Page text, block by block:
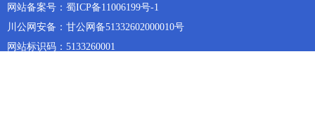
网站备案号：蜀ICP备11006199号-1
川公网安备：甘公网备51332602000010号
网站标识码：5133260001